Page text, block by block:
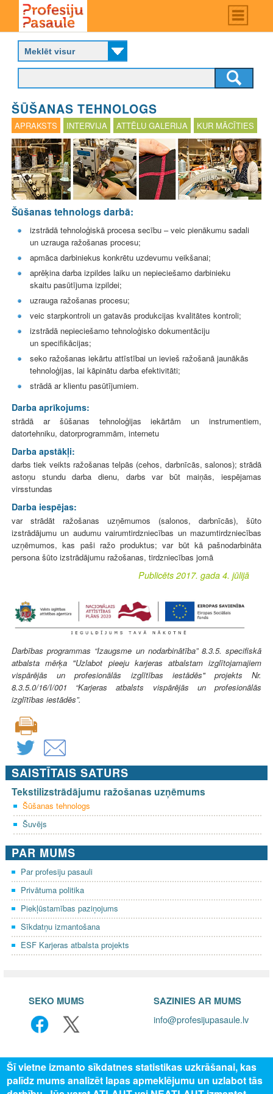
main
content
Main
menu
P
o
f
e
s
i
j
u
p
a
s
a
u
l
e
ŠŪŠANAS TEHNOLOGS
APRAKSTS INTERVIJA ATTĒLU GALERIJA KUR MĀCĪTIES
Šūšanas tehnologs darbā:
izstrādā tehnoloģiskā procesa secību – veic pienākumu sadali
un uzrauga ražošanas procesu;
apmāca darbiniekus konkrētu uzdevumu veikšanai;
aprēķina darba izpildes laiku un nepieciešamo darbinieku
skaitu pasūtījuma izpildei;
uzrauga ražošanas procesu;
veic starpkontroli un gatavās produkcijas kvalitātes kontroli;
izstrādā nepieciešamo tehnoloģisko dokumentāciju
un specifikācijas;
seko ražošanas iekārtu attīstībai un ievieš ražošanā jaunākās
tehnoloģijas, lai kāpinātu darba efektivitāti;
strādā ar klientu pasūtījumiem.
Darba aprīkojums:
strādā ar šūšanas tehnoloģijas iekārtām un instrumentiem,
datortehniku, datorprogrammām, internetu
Darba apstākļi:
darbs tiek veikts ražošanas telpās (cehos, darbnīcās, salonos); strādā
astoņu stundu darba dienu, darbs var būt maiņās, iespējamas
virsstundas
Darba iespējas:
var strādāt ražošanas uzņēmumos (salonos, darbnīcās), šūto
izstrādājumu un audumu vairumtirdzniecības un mazumtirdzniecības
uzņēmumos, kas paši ražo produktus; var būt kā pašnodarbināta
persona šūto izstrādājumu ražošanas, tirdzniecības jomā
Publicēts 2017. gada 4. jūlijā
Darbības programmas “Izaugsme un nodarbinātība” 8.3.5. specifiskā
atbalsta mērķa "Uzlabot pieeju karjeras atbalstam izglītojamajiem
vispārējās un profesionālās izglītības iestādēs" projekts Nr.
8.3.5.0/16/I/001 “Karjeras atbalsts vispārējās un profesionālās
izglītības iestādēs”.
SAISTĪTAIS SATURS
Tekstilizstrādājumu ražošanas uzņēmums
Šūšanas tehnologs
Šuvējs
PAR MUMS
Par profesiju pasauli
Privātuma politika
Piekļūstamības paziņojums
Sīkdatņu izmantošana
ESF Karjeras atbalsta projekts
SEKO MUMS SAZINIES AR MUMS
info@profesijupasaule.lv
Šī vietne izmanto sīkdatnes statistikas uzkrāšanai, kas
palīdz mums analizēt lapas apmeklējumu un uzlabot tās